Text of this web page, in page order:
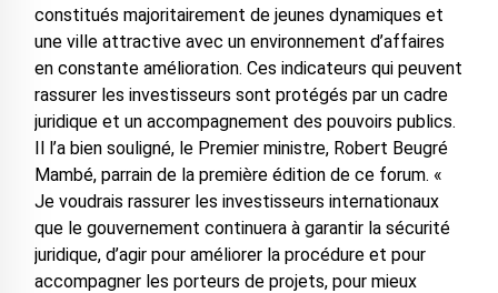
constitués majoritairement de jeunes dynamiques et
une ville attractive avec un environnement d’affaires
en constante amélioration. Ces indicateurs qui peuvent
rassurer les investisseurs sont protégés par un cadre
juridique et un accompagnement des pouvoirs publics.
Il l’a bien souligné, le Premier ministre, Robert Beugré
Mambé, parrain de la première édition de ce forum. «
Je voudrais rassurer les investisseurs internationaux
que le gouvernement continuera à garantir la sécurité
juridique, d’agir pour améliorer la procédure et pour
accompagner les porteurs de projets, pour mieux